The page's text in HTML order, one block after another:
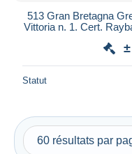
513 Gran Bretagna
Vittoria n. 1. Cert.
Statut